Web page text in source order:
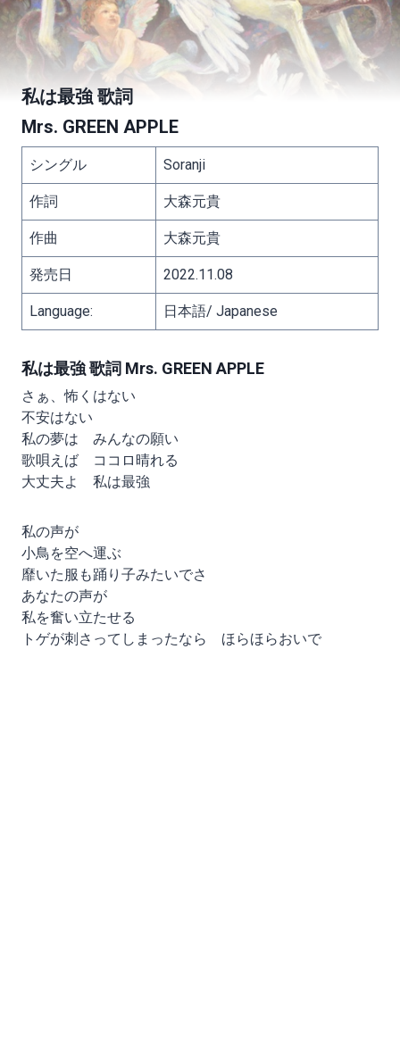
私は最強 歌詞
Mrs. GREEN APPLE
シングル Soranji
作詞 大森元貴
作曲 大森元貴
発売日 2022.11.08
Language: 日本語/ Japanese
私は最強 歌詞 Mrs. GREEN APPLE
さぁ、怖くはない
不安はない
私の夢は みんなの願い
歌唄えば ココロ晴れる
大丈夫よ 私は最強
私の声が
小鳥を空へ運ぶ
靡いた服も踊り子みたいでさ
あなたの声が
私を奮い立たせる
トゲが刺さってしまったなら ほらほらおいで